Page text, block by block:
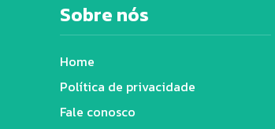
Sobre nós
Home
Política de privacidade
Fale conosco